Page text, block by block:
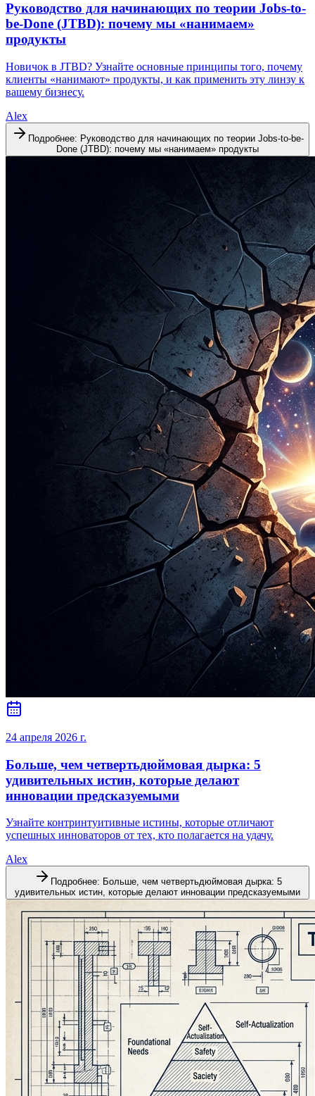
Руководство для начинающих по теории Jobs-to-
be-Done (JTBD): почему мы «нанимаем»
продукты
Новичок в JTBD? Узнайте основные принципы того, почему
клиенты «нанимают» продукты, и как применить эту линзу к
вашему бизнесу.
Alex
Подробнее: Руководство для начинающих по теории Jobs-to-be-
Done (JTBD): почему мы «нанимаем» продукты
24 апреля 2026 г.
Больше, чем четвертьдюймовая дырка: 5
удивительных истин, которые делают
инновации предсказуемыми
Узнайте контринтуитивные истины, которые отличают
успешных инноваторов от тех, кто полагается на удачу.
Alex
Подробнее: Больше, чем четвертьдюймовая дырка: 5
удивительных истин, которые делают инновации предсказуемыми